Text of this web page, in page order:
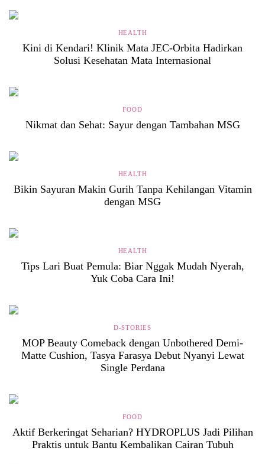
HEALTH
Kini di Kendari! Klinik Mata JEC-Orbita Hadirkan
Solusi Kesehatan Mata Internasional
FOOD
Nikmat dan Sehat: Sayur dengan Tambahan MSG
HEALTH
Bikin Sayuran Makin Gurih Tanpa Kehilangan Vitamin
dengan MSG
HEALTH
Tips Lari Buat Pemula: Biar Nggak Mudah Nyerah,
Yuk Coba Cara Ini!
D-STORIES
MOP Beauty Comeback dengan Unbothered Demi-
Matte Cushion, Tasya Farasya Debut Nyanyi Lewat
Single Perdana
FOOD
Aktif Berkeringat Seharian? HYDROPLUS Jadi Pilihan
Praktis untuk Bantu Kembalikan Cairan Tubuh